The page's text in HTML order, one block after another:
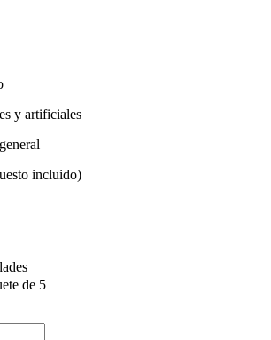
y artificiales
incluido)
de 5